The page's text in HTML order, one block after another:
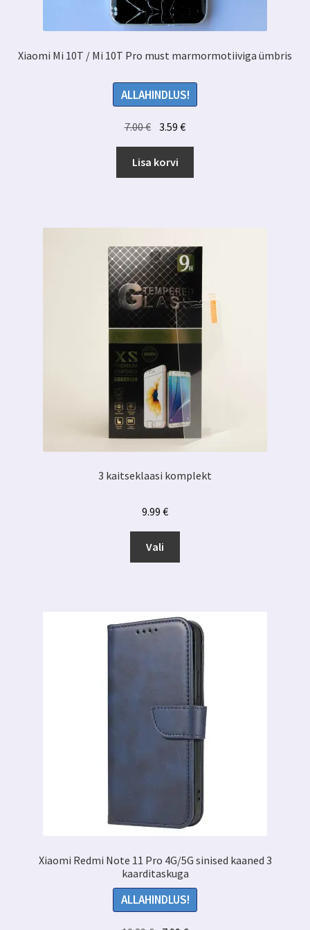
Xiaomi Mi 10T / Mi 10T Pro must marmormotiiviga ümbris
ALLAHINDLUS!
7.00€ Algne
hind
oli:
7.00 €.
3.59€Praegune
hind
3.59 €.
Lisa korvi
3 kaitseklaasi komplekt
9.99 €
Vali
Valikuid
saab
teha
tootelehel.
Xiaomi Redmi Note 11 Pro 4G/5G sinised kaaned 3
kaarditaskuga
ALLAHINDLUS!